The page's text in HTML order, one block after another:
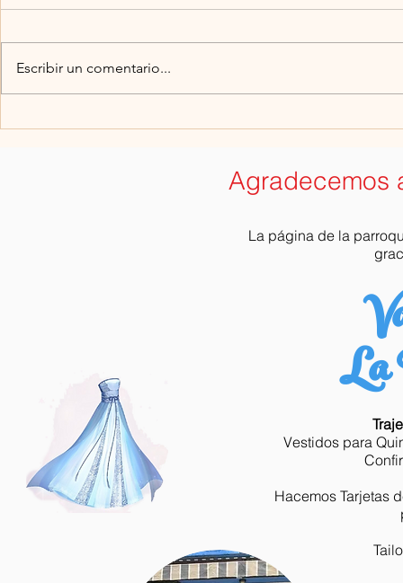
Escribir un comentario...
Agradecemos
La página de la
La
Vestidos para
Hacemos Tarjetas